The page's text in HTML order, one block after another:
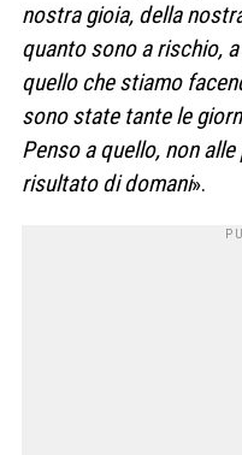
nostra gioia, della
quanto sono a rischio,
quello che stiamo
sono state tante le
Penso a quello, non
risultato di domani».